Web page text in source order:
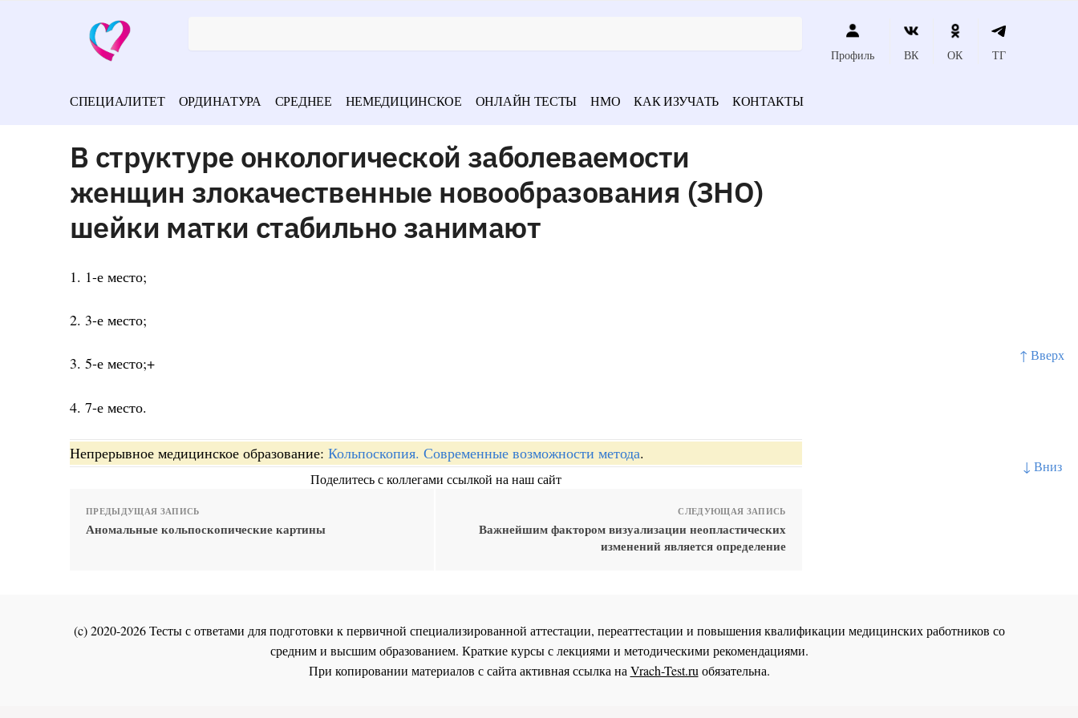
↑ Вверх
↓ Вниз
Профиль ВК ОК ТГ
СПЕЦИАЛИТЕТ ОРДИНАТУРА СРЕДНЕЕ НЕМЕДИЦИНСКОЕ ОНЛАЙН ТЕСТЫ НМО КАК ИЗУЧАТЬ КОНТАКТЫ
В структуре онкологической заболеваемости
женщин злокачественные новообразования (ЗНО)
шейки матки стабильно занимают
1. 1-е место;
2. 3-е место;
3. 5-е место;+
4. 7-е место.
Непрерывное медицинское образование: Кольпоскопия. Современные возможности метода.
Поделитесь с коллегами ссылкой на наш сайт
ПРЕДЫДУЩАЯ ЗАПИСЬ
Аномальные кольпоскопические картины
СЛЕДУЮЩАЯ ЗАПИСЬ
Важнейшим фактором визуализации неопластических
изменений является определение
(c) 2020-2026 Тесты с ответами для подготовки к первичной специализированной аттестации, переаттестации и повышения квалификации медицинских работников со
средним и высшим образованием. Краткие курсы с лекциями и методическими рекомендациями.
При копировании материалов с сайта активная ссылка наVrach-Test.ruобязательна.